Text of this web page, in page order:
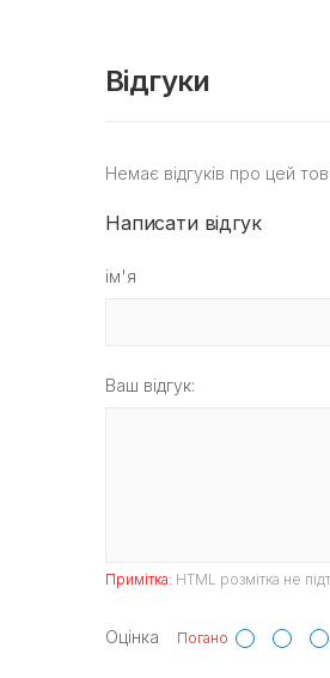
Відгуки
Немає відгуків про цей
Написати відгук
ім'я
Ваш відгук:
Примітка: HTML розмітка не
Оцінка Погано